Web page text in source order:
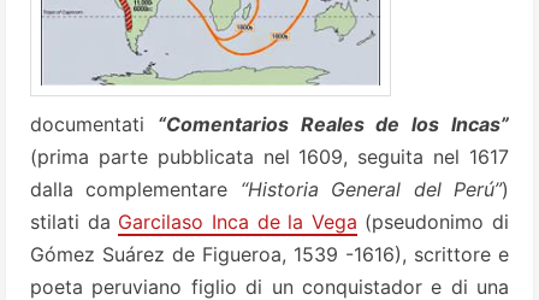
documentati “Comentarios Reales de los Incas”
(prima parte pubblicata nel 1609, seguita nel 1617
dalla complementare “Historia General del Perú”)
stilati da Garcilaso Inca de la Vega (pseudonimo di
Gómez Suárez de Figueroa, 1539 -1616), scrittore e
poeta peruviano figlio di un conquistador e di una